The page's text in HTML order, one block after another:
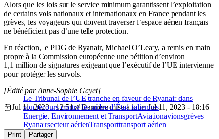
Alors que les lois sur le service minimum garantissent l’exploitation
de certains vols nationaux et internationaux en France pendant les
grèves, les voyageurs qui doivent traverser l’espace aérien français
ne bénéficient pas d’une telle protection.
En réaction, le PDG de Ryanair, Michael O’Leary, a remis en main
propre à la Commission européenne une pétition d’environ
1,1 million de signatures exigeant que l’exécutif de l’UE intervienne
pour protéger les survols.
Le Tribunal de l’UE tranche en faveur de Ryanair dans
son recours contre les aides d’État italiennes
[Édité par Anne-Sophie Gayet]
Jul 11, 2023 - 12:51
Dernière mise à jour: Jul 11, 2023 - 18:16
Energie, Environnement et TransportAviationavionsgrèves
Ryanairsecteur aérienTransporttransport aérien
Print Partager